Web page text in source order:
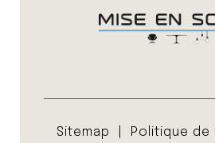
Sitemap
Politique de